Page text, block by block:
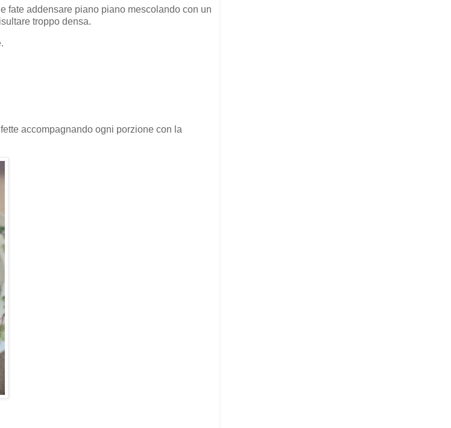
fate addensare piano piano mescolando con un
troppo densa.
accompagnando ogni porzione con la